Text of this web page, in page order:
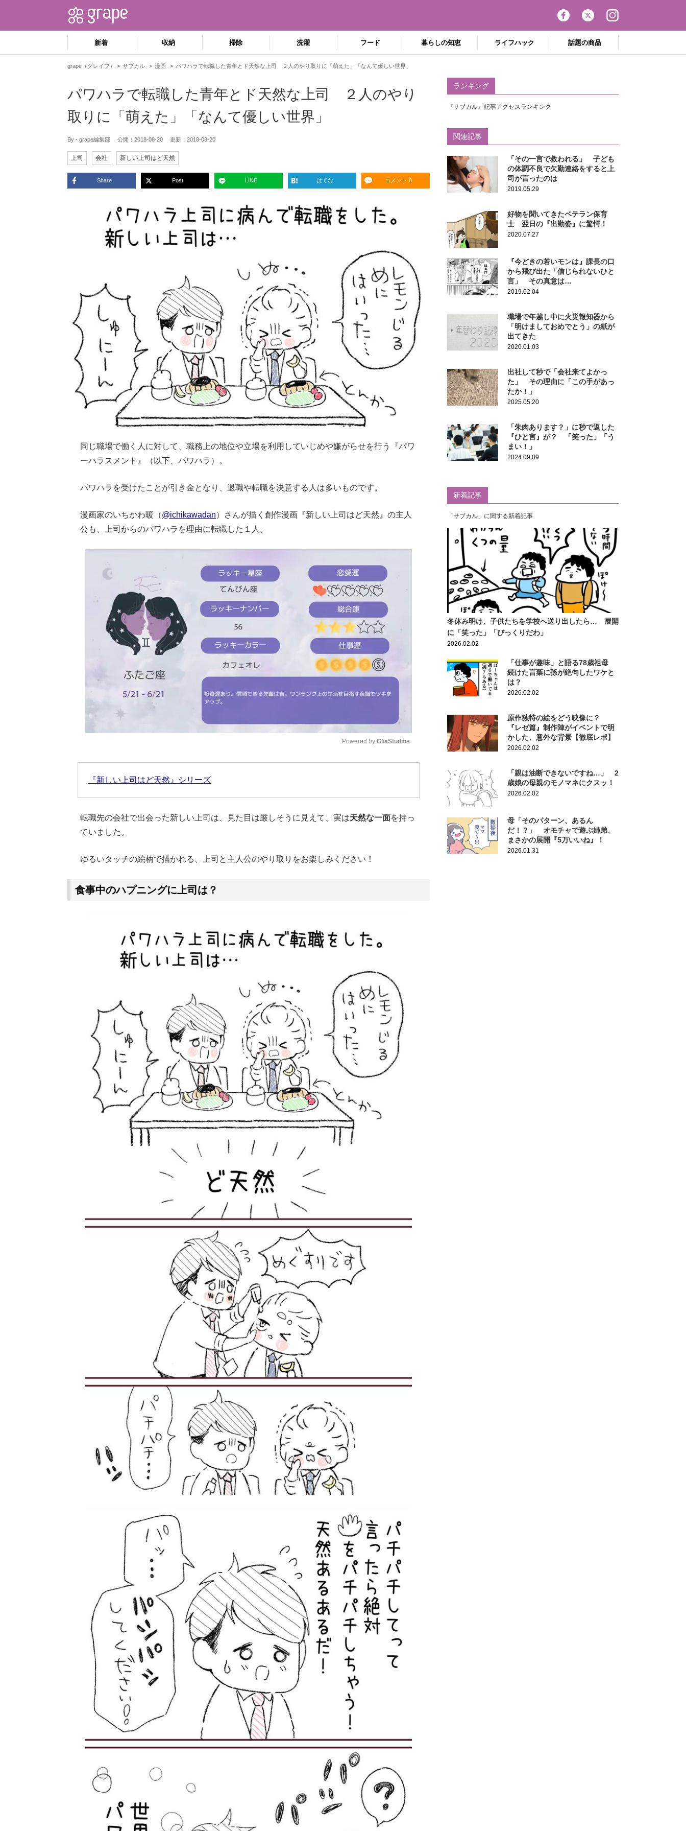
新着 収納 掃除 洗濯 フード 暮らしの知恵 ライフハック 話題の商品
grape（グレイプ） サブカル 漫画 パワハラで転職した青年とド天然な上司 ２人のやり取りに「萌えた」「なんて優しい世界」
パワハラで転職した青年とド天然な上司 ２人のやり
取りに「萌えた」「なんて優しい世界」
By - grape編集部 公開： 2018-08-20 更新： 2018-08-20
上司 会社 新しい上司はど天然
Share Post LINE はてな コメント 0
同じ職場で働く人に対して、職務上の地位や立場を利用していじめや嫌がらせを行う『パワ
ーハラスメント』（以下、パワハラ）。
パワハラを受けたことが引き金となり、退職や転職を決意する人は多いものです。
漫画家のいちかわ暖（@ichikawadan）さんが描く創作漫画『新しい上司はど天然』の主人
公も、上司からのパワハラを理由に転職した１人。
Powered by GliaStudios
『新しい上司はど天然』シリーズ
転職先の会社で出会った新しい上司は、見た目は厳しそうに見えて、実は天然な一面を持っ
ていました。
ゆるいタッチの絵柄で描かれる、上司と主人公のやり取りをお楽しみください！
食事中のハプニングに上司は？
ランキング
『サブカル』記事アクセスランキング
関連記事
「その一言で救われる」 子ども
の体調不良で欠勤連絡をすると上
司が言ったのは
2019.05.29
好物を聞いてきたベテラン保育
士 翌日の『出勤姿』に驚愕！
2020.07.27
『今どきの若いモンは』課長の口
から飛び出た「信じられないひと
言」 その真意は…
2019.02.04
職場で年越し中に火災報知器から
「明けましておめでとう」の紙が
出てきた
2020.01.03
出社して秒で「会社来てよかっ
た」 その理由に「この手があっ
たか！」
2025.05.20
「朱肉あります？」に秒で返した
『ひと言』が？ 「笑った」「う
まい！」
2024.09.09
新着記事
「サブカル」に関する新着記事
冬休み明け、子供たちを学校へ送り出したら… 展開
に「笑った」「びっくりだわ」
2026.02.02
「仕事が趣味」と語る78歳祖母
続けた言葉に孫が絶句したワケと
は？
2026.02.02
原作独特の絵をどう映像に？
『レゼ篇』制作陣がイベントで明
かした、意外な背景【徹底レポ】
2026.02.02
「親は油断できないですね…」 2
歳娘の母親のモノマネにクスッ！
2026.02.02
母「そのパターン、あるん
だ！？」 オモチャで遊ぶ姉弟、
まさかの展開『5万いいね』！
2026.01.31